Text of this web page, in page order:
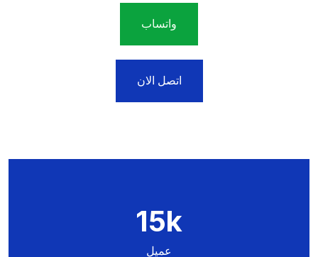
واتساب
اتصل الان
15k
عميل